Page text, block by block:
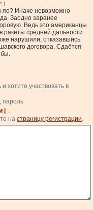
]
яо? Иначе невозможно
Заодно заранее
Ведь это американцы
ракеты средней дальности
нарушили, отказавшись
договора. Сдаётся
бы.
хотите участвовать в
, пароль
|
.
на страницу регистрации.